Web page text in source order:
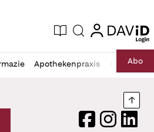
Zeitung
Aktuelle Ausgabe
Suche login
login
Apothekenpraxis RechtAbo
Logo
FacebookInstagram